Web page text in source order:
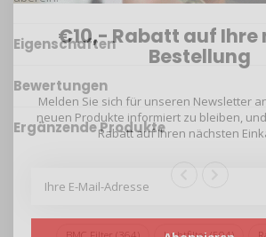
Eigenschaften
Bewertungen
Ergänzende Produkte
€10,- Rabatt auf Ihre
Bestellung
Melden Sie sich für unseren Newsletter
neuen Produkte informiert zu bleiben,
Rabatt auf Ihren nächsten